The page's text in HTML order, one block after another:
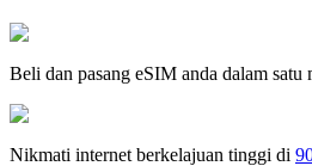
Beli dan pasang eSIM anda dalam satu
Nikmati internet berkelajuan tinggi di